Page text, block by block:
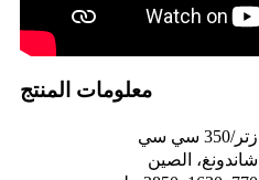
معلومات المنتج
زتر/350 سي سي
شاندونغ، الصين